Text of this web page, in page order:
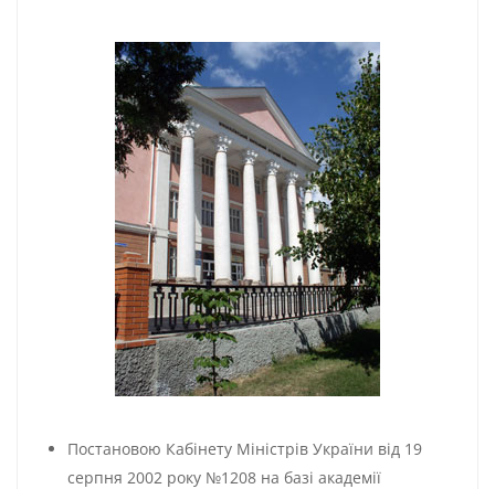
Постановою Кабінету Міністрів України від 19
серпня 2002 року №1208 на базі академії